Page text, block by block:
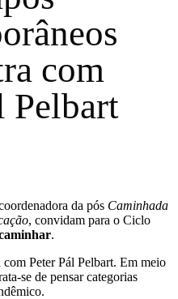
com
Pelbart
da pós Caminhada
, convidam para o Ciclo
.
Peter Pál Pelbart. Em meio
se de pensar categorias